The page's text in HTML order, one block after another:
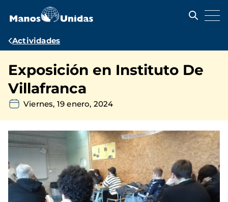
contenido
Ruta
navegación
Actividades
Exposición en Instituto De
Villafranca
Viernes, 19 enero, 2024